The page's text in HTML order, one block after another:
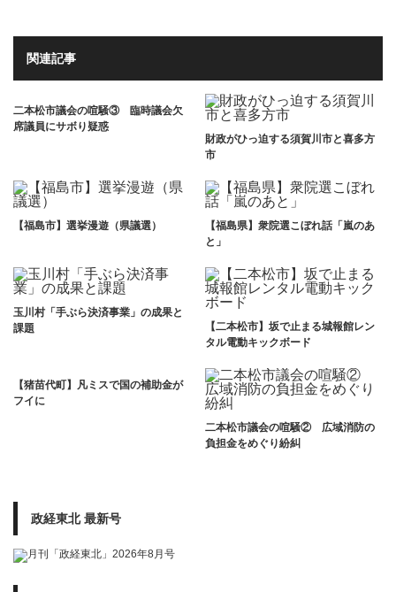
関連記事
二本松市議会の喧騒③ 臨時議会欠
席議員にサボり疑惑
財政がひっ迫する須賀川市と喜多方
市
【福島市】選挙漫遊（県議選）
【福島県】衆院選こぼれ話「嵐のあ
と」
玉川村「手ぶら決済事業」の成果と
課題
【二本松市】坂で止まる城報館レン
タル電動キックボード
【猪苗代町】凡ミスで国の補助金が
フイに
二本松市議会の喧騒② 広域消防の
負担金をめぐり紛糾
政経東北 最新号